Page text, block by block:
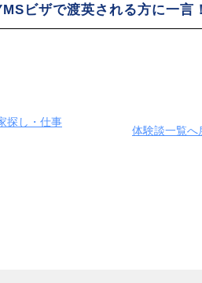
ビザで渡英される方に一言！
探し・仕事
体験談一覧へ